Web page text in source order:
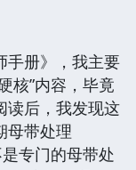
手册》，我主要
核”内容，毕竟
读后，我发现这
母带处理
专门的母带处